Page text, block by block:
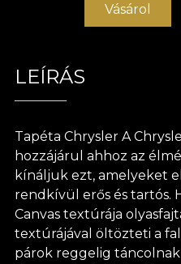
Vásárol
LEÍRÁS
Tapéta Chrysler A
hozzájárul ahhoz az
kínáljuk ezt, amelyeket
rendkívül erős és tartós.
Canvas textúrája
textúrájával öltözteti a
párok reggelig